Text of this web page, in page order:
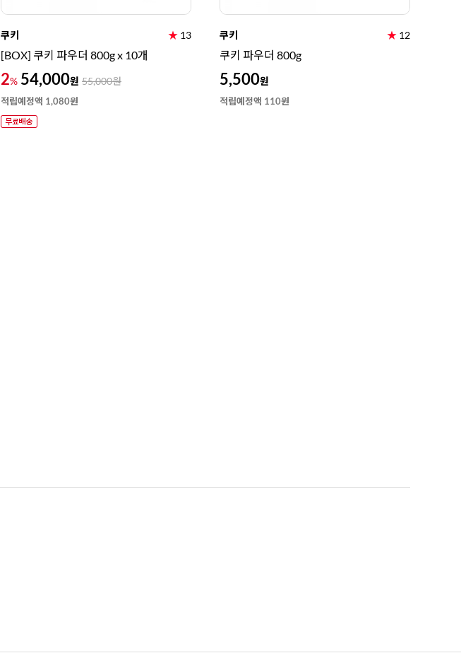
쿠키 ★ 13
[BOX] 쿠키 파우더 800g x 10개
2% 54,000원 55,000원
적립예정액 1,080원
쿠키 ★ 12
쿠키 파우더 800g
5,500원
적립예정액 110원